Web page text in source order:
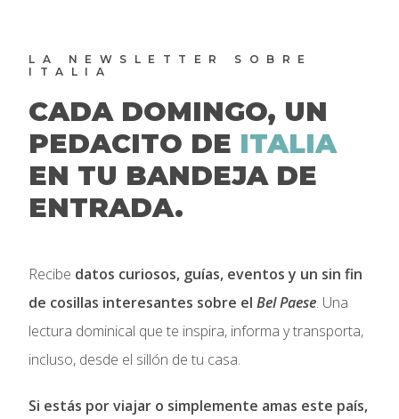
LA NEWSLETTER SOBRE
ITALIA
CADA DOMINGO, UN
PEDACITO DE ITALIA
EN TU BANDEJA DE
ENTRADA.
Recibe datos curiosos, guías, eventos y un sin fin
de cosillas interesantes sobre elBel Paese. Una
lectura dominical que te inspira, informa y transporta,
incluso, desde el sillón de tu casa.
Si estás por viajar o simplemente amas este país,